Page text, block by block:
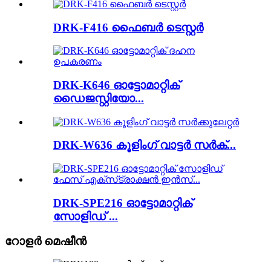
DRK-F416 ഫൈബർ ടെസ്റ്റർ
DRK-K646 ഓട്ടോമാറ്റിക്
ഡൈജസ്റ്റിയോ...
DRK-W636 കൂളിംഗ് വാട്ടർ സർക്...
DRK-SPE216 ഓട്ടോമാറ്റിക്
സോളിഡ് ...
റോളർ മെഷീൻ